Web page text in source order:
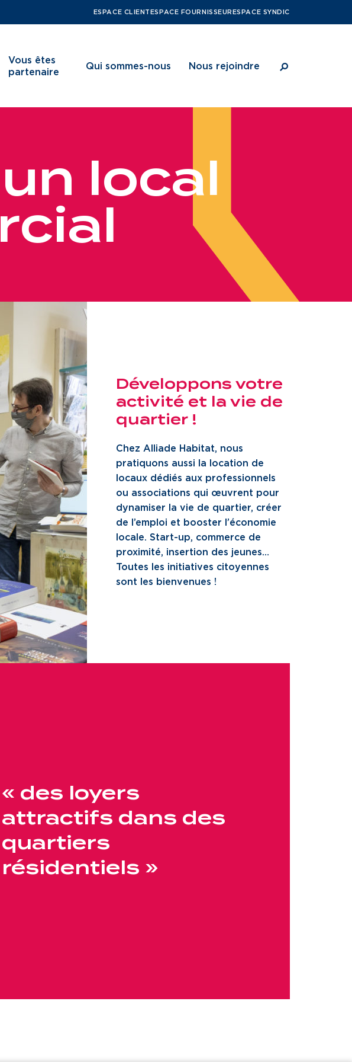
ESPACE CLIENTESPACE FOURNISSEURESPACE SYNDIC
Vous êtes
partenaire
Services aux territoires
Services aux habitants
Innovation
Qui sommes-nous
Notre vision
Notre projet d’entreprise
Une gouvernance de proximité
Nous rejoindre
Nos métiers
Notre culture
un local
rcial
Développons votre
activité et la vie de
quartier !
Chez Alliade Habitat, nous
pratiquons aussi la location de
locaux dédiés aux professionnels
ou associations qui œuvrent pour
dynamiser la vie de quartier, créer
de l’emploi et booster l’économie
locale. Start-up, commerce de
proximité, insertion des jeunes…
Toutes les initiatives citoyennes
sont les bienvenues !
« des loyers
attractifs dans des
quartiers
résidentiels »